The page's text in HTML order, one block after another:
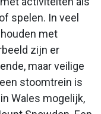
spelen. In veel
met
zijn er
maar veilige
stoomtrein is
Wales mogelijk,